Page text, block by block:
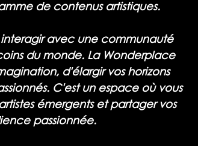
de contenus artistiques.
avec une communauté
du monde. La Wonderplace
d'élargir vos horizons
C'est un espace où vous
émergents et partager vos
passionnée.